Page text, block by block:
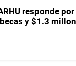
responde
y $1.3